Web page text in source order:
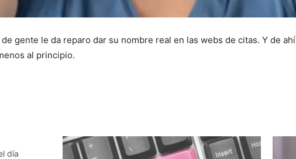
gente le da reparo dar su nombre real en las webs de citas. Y de
al principio.
día